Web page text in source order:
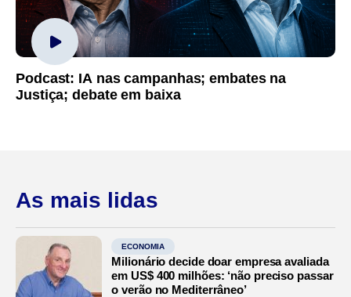
Podcast: IA nas campanhas; embates na
Justiça; debate em baixa
As mais lidas
ECONOMIA
Milionário decide doar empresa avaliada
em US$ 400 milhões: ‘não preciso passar
o verão no Mediterrâneo’